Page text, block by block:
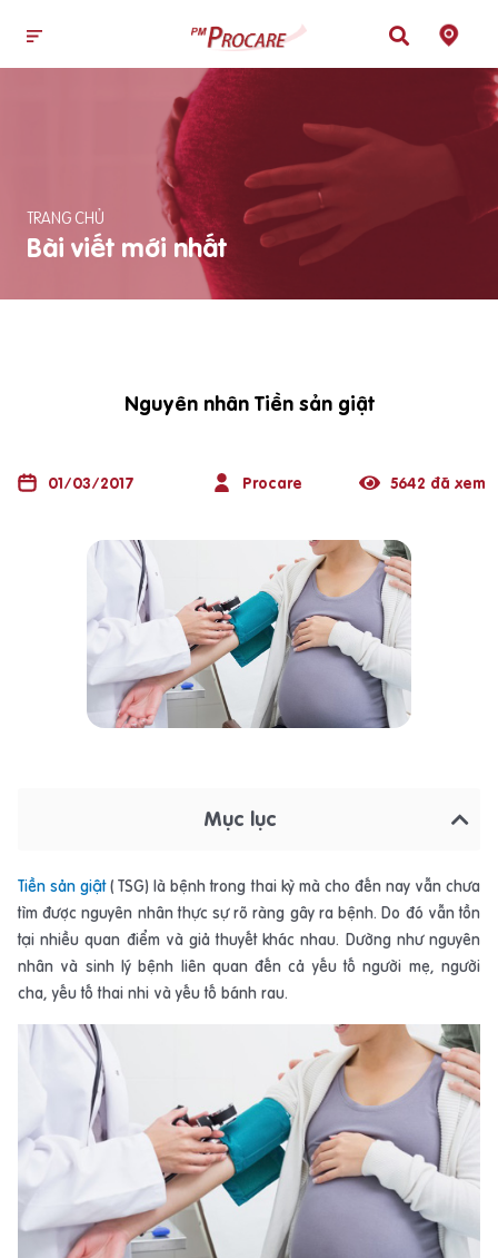
TRANG CHỦ
Bài viết mới nhất
Nguyên nhân Tiền sản giật
01/03/2017 Procare 5642 đã xem
Mục lục
Tiền sản giật( TSG) là bệnh trong thai kỳ mà cho đến nay vẫn chưa
tìm được nguyên nhân thực sự rõ ràng gây ra bệnh. Do đó vẫn tồn
tại nhiều quan điểm và giả thuyết khác nhau. Dường như nguyên
nhân và sinh lý bệnh liên quan đến cả yếu tố người mẹ, người
cha, yếu tố thai nhi và yếu tố bánh rau.